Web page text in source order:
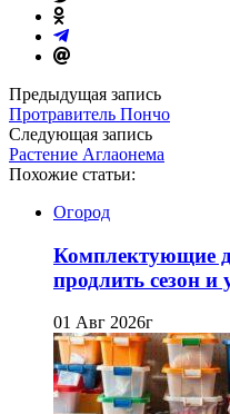
Предыдущая запись
Протравитель Пончо
Следующая запись
Растение Аглаонема
Похожие статьи:
Огород
Комплектующие
продлить сезон и
01 Авг 2026г